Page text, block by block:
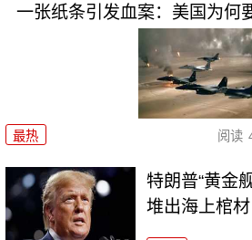
一张纸条引发血案：美国为何
最热 阅读
特朗普“黄金
堆出海上棺材